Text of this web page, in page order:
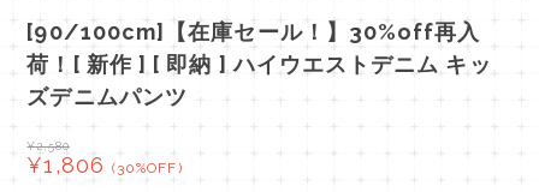
[90/100cm]【在庫セール！】30%off再入
荷！[ 新作 ] [ 即納 ] ハイウエストデニム キッ
ズデニムパンツ
¥2,580
¥1,806 (30%OFF)